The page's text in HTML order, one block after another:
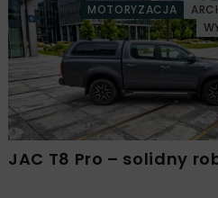
MOTORYZACJA
JAC T8 Pro – solidny